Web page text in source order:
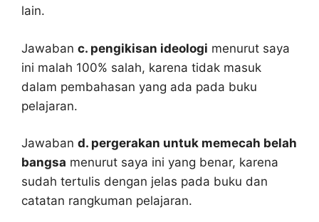
lain.
Jawaban c. pengikisan ideologi menurut saya
ini malah 100% salah, karena tidak masuk
dalam pembahasan yang ada pada buku
pelajaran.
Jawaban d. pergerakan untuk memecah belah
bangsa menurut saya ini yang benar, karena
sudah tertulis dengan jelas pada buku dan
catatan rangkuman pelajaran.